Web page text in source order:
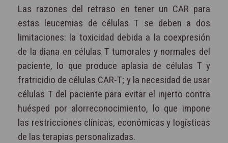
Las razones del retraso en tener un CAR para
estas leucemias de células T se deben a dos
limitaciones: la toxicidad debida a la coexpresión
de la diana en células T tumorales y normales del
paciente, lo que produce aplasia de células T y
fratricidio de células CAR-T; y la necesidad de usar
células T del paciente para evitar el injerto contra
huésped por alorreconocimiento, lo que impone
las restricciones clínicas, económicas y logísticas
de las terapias personalizadas.